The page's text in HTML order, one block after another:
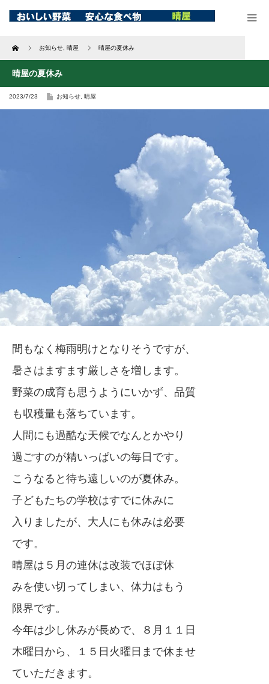
Home お知らせ 晴屋 晴屋の夏休み
晴屋の夏休み
2023/7/23 お知らせ 晴屋
間もなく梅雨明けとなりそうですが、
暑さはますます厳しさを増します。
野菜の成育も思うようにいかず、品質
も収穫量も落ちています。
人間にも過酷な天候でなんとかやり
過ごすのが精いっぱいの毎日です。
こうなると待ち遠しいのが夏休み。
子どもたちの学校はすでに休みに
入りましたが、大人にも休みは必要
です。
晴屋は５月の連休は改装でほぼ休
みを使い切ってしまい、体力はもう
限界です。
今年は少し休みが長めで、８月１１日
木曜日から、１５日火曜日まで休ませ
ていただきます。